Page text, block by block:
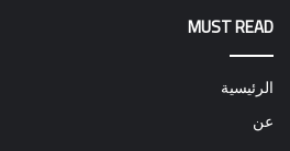
MUST READ
الرئيسية
عن